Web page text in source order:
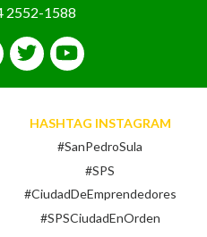
2552-1588
HASHTAG INSTAGRAM
#SanPedroSula
#SPS
#CiudadDeEmprendedores
#SPSCiudadEnOrden